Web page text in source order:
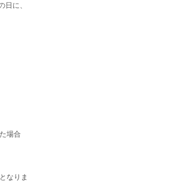
に、
場合
なりま